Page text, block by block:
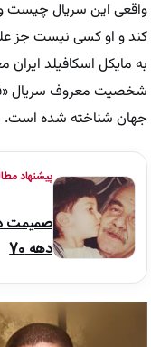
واقعی این سریال چیست
کند و او کسی نیست جز
به مایکل اسکافیلد
شخصیت معروف سریال
جهان شناخته شده است.
پیشنهاد
صمیمت
دهه 70